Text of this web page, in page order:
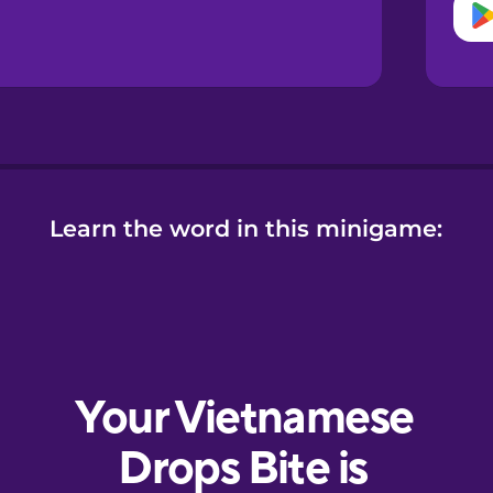
Learn the word in this minigame: